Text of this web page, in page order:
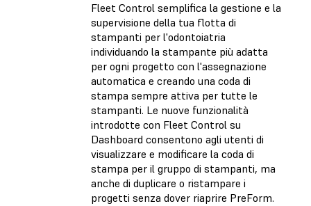
Fleet Control semplifica la gestione e la
supervisione della tua flotta di
stampanti per l'odontoiatria
individuando la stampante più adatta
per ogni progetto con l'assegnazione
automatica e creando una coda di
stampa sempre attiva per tutte le
stampanti. Le nuove funzionalità
introdotte con Fleet Control su
Dashboard consentono agli utenti di
visualizzare e modificare la coda di
stampa per il gruppo di stampanti, ma
anche di duplicare o ristampare i
progetti senza dover riaprire PreForm.